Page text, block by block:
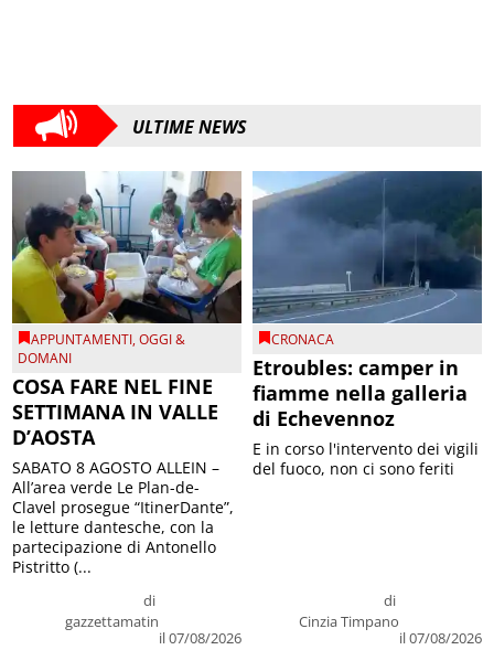
ULTIME NEWS
APPUNTAMENTI,OGGI &
DOMANI
COSA FARE NEL FINE
SETTIMANA IN VALLE
D’AOSTA
di
gazzettamatin
il 07/08/2026
SABATO 8 AGOSTO ALLEIN –
All’area verde Le Plan-de-
Clavel prosegue “ItinerDante”,
le letture dantesche, con la
partecipazione di Antonello
Pistritto (...
CRONACA
Etroubles: camper in
fiamme nella galleria
di Echevennoz
di
Cinzia Timpano
il 07/08/2026
E in corso l'intervento dei vigili
del fuoco, non ci sono feriti